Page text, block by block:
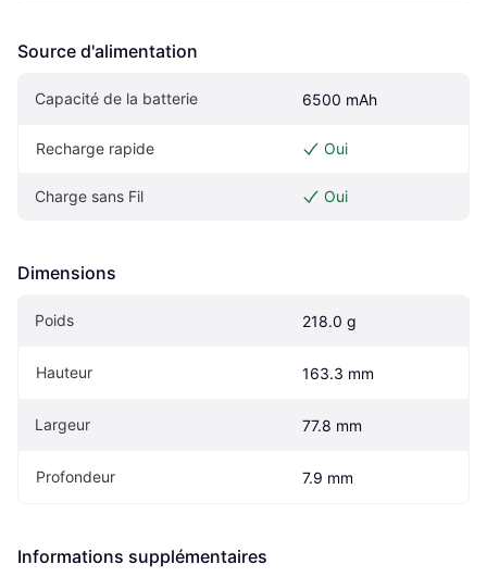
Source d'alimentation
Capacité de la batterie 6500 mAh
Recharge rapide Oui
Charge sans Fil Oui
Dimensions
Poids 218.0 g
Hauteur 163.3 mm
Largeur 77.8 mm
Profondeur 7.9 mm
Informations supplémentaires